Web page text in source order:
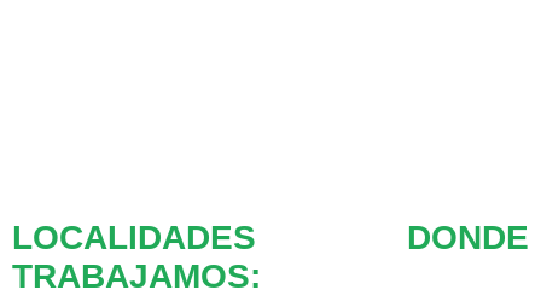
LOCALIDADES DONDE
TRABAJAMOS: